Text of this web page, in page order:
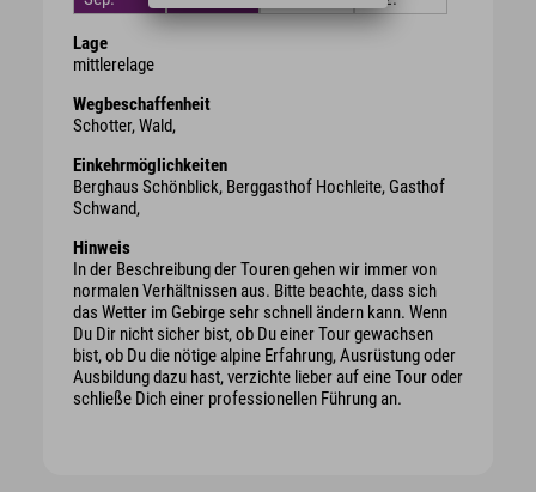
Lage
mittlerelage
Wegbeschaffenheit
Schotter, Wald,
Einkehrmöglichkeiten
Berghaus Schönblick, Berggasthof Hochleite, Gasthof
Schwand,
Hinweis
In der Beschreibung der Touren gehen wir immer von
normalen Verhältnissen aus. Bitte beachte, dass sich
das Wetter im Gebirge sehr schnell ändern kann. Wenn
Du Dir nicht sicher bist, ob Du einer Tour gewachsen
bist, ob Du die nötige alpine Erfahrung, Ausrüstung oder
Ausbildung dazu hast, verzichte lieber auf eine Tour oder
schließe Dich einer professionellen Führung an.